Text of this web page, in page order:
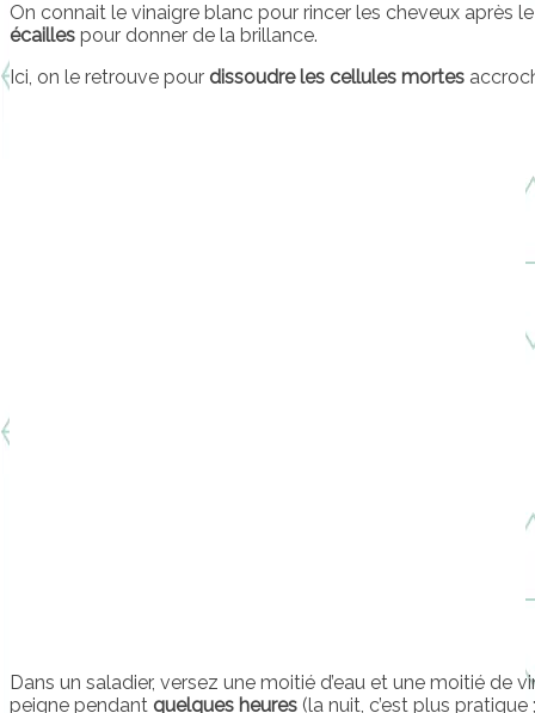
On connait le vinaigre blanc pour rincer les cheveux après
écailles pour donner de la brillance.
Ici, on le retrouve pour dissoudre les cellules mortes
Dans un saladier, versez une moitié d’eau et une moitié de
peigne pendant quelques heures (la nuit, c’est plus